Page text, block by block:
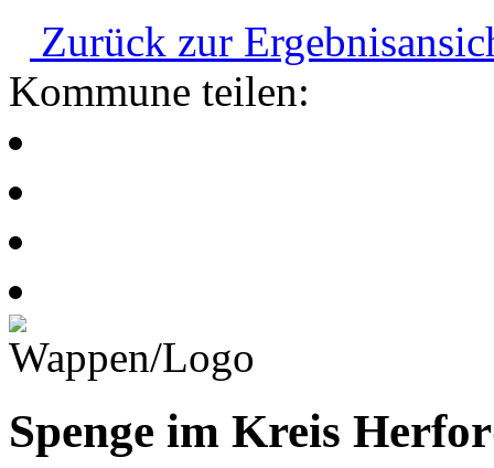
Zurück zur
Kommune teilen:
Spenge im Kreis